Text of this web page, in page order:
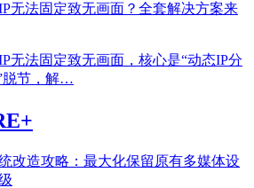
无法固定致无画面？全套解决方案来
无法固定致无画面，核心是“动态IP分
脱节，解…
改造攻略：最大化保留原有多媒体设